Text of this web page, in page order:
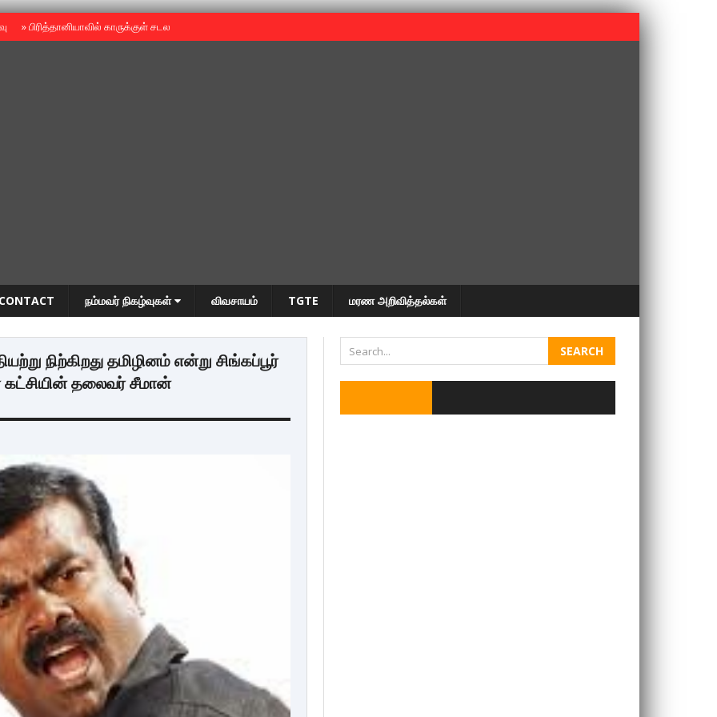
»பிரித்தானியாவில் காருக்குள் சடலம் -தமிழருடையதா ?
CONTACT நம்மவர் நிகழ்வுகள் விவசாயம் TGTE மரண அறிவித்தல்கள்
நிற்கிறது தமிழினம் என்று சிங்கப்பூர்
கட்சியின் தலைவர் சீமான்